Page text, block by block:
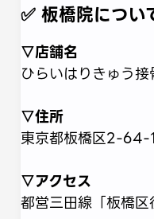
✅ 板橋院につい
▽店舗名
ひらいはりきゅう
▽住所
東京都板橋区2-
▽アクセス
都営三田線「板橋